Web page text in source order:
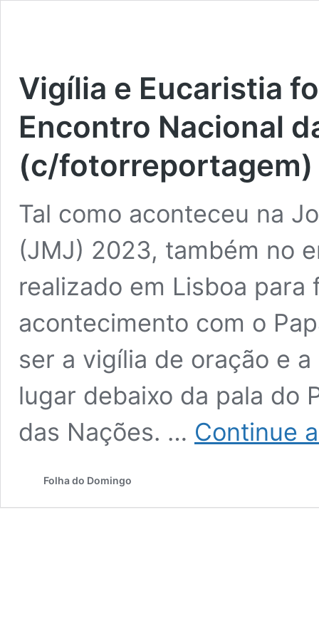
Vigília e Eucaristia
Encontro Nacional
(c/fotorreportagem)
Tal como aconteceu na
(JMJ) 2023, também no
realizado em Lisboa
acontecimento com o
ser a vigília de oração e
lugar debaixo da pala do
das Nações. … Continue
Folha do Domingo